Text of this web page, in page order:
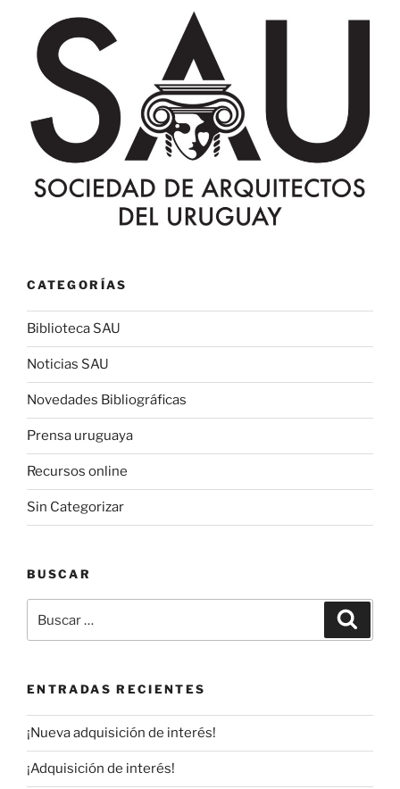
uruguaya
octubre
de
2019»
CATEGORÍAS
Biblioteca SAU
Noticias SAU
Novedades Bibliográficas
Prensa uruguaya
Recursos online
Sin Categorizar
BUSCAR
por:
ENTRADAS RECIENTES
¡Nueva adquisición de interés!
¡Adquisición de interés!